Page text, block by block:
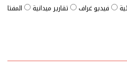
فيديو غراف تقارير ميدانية